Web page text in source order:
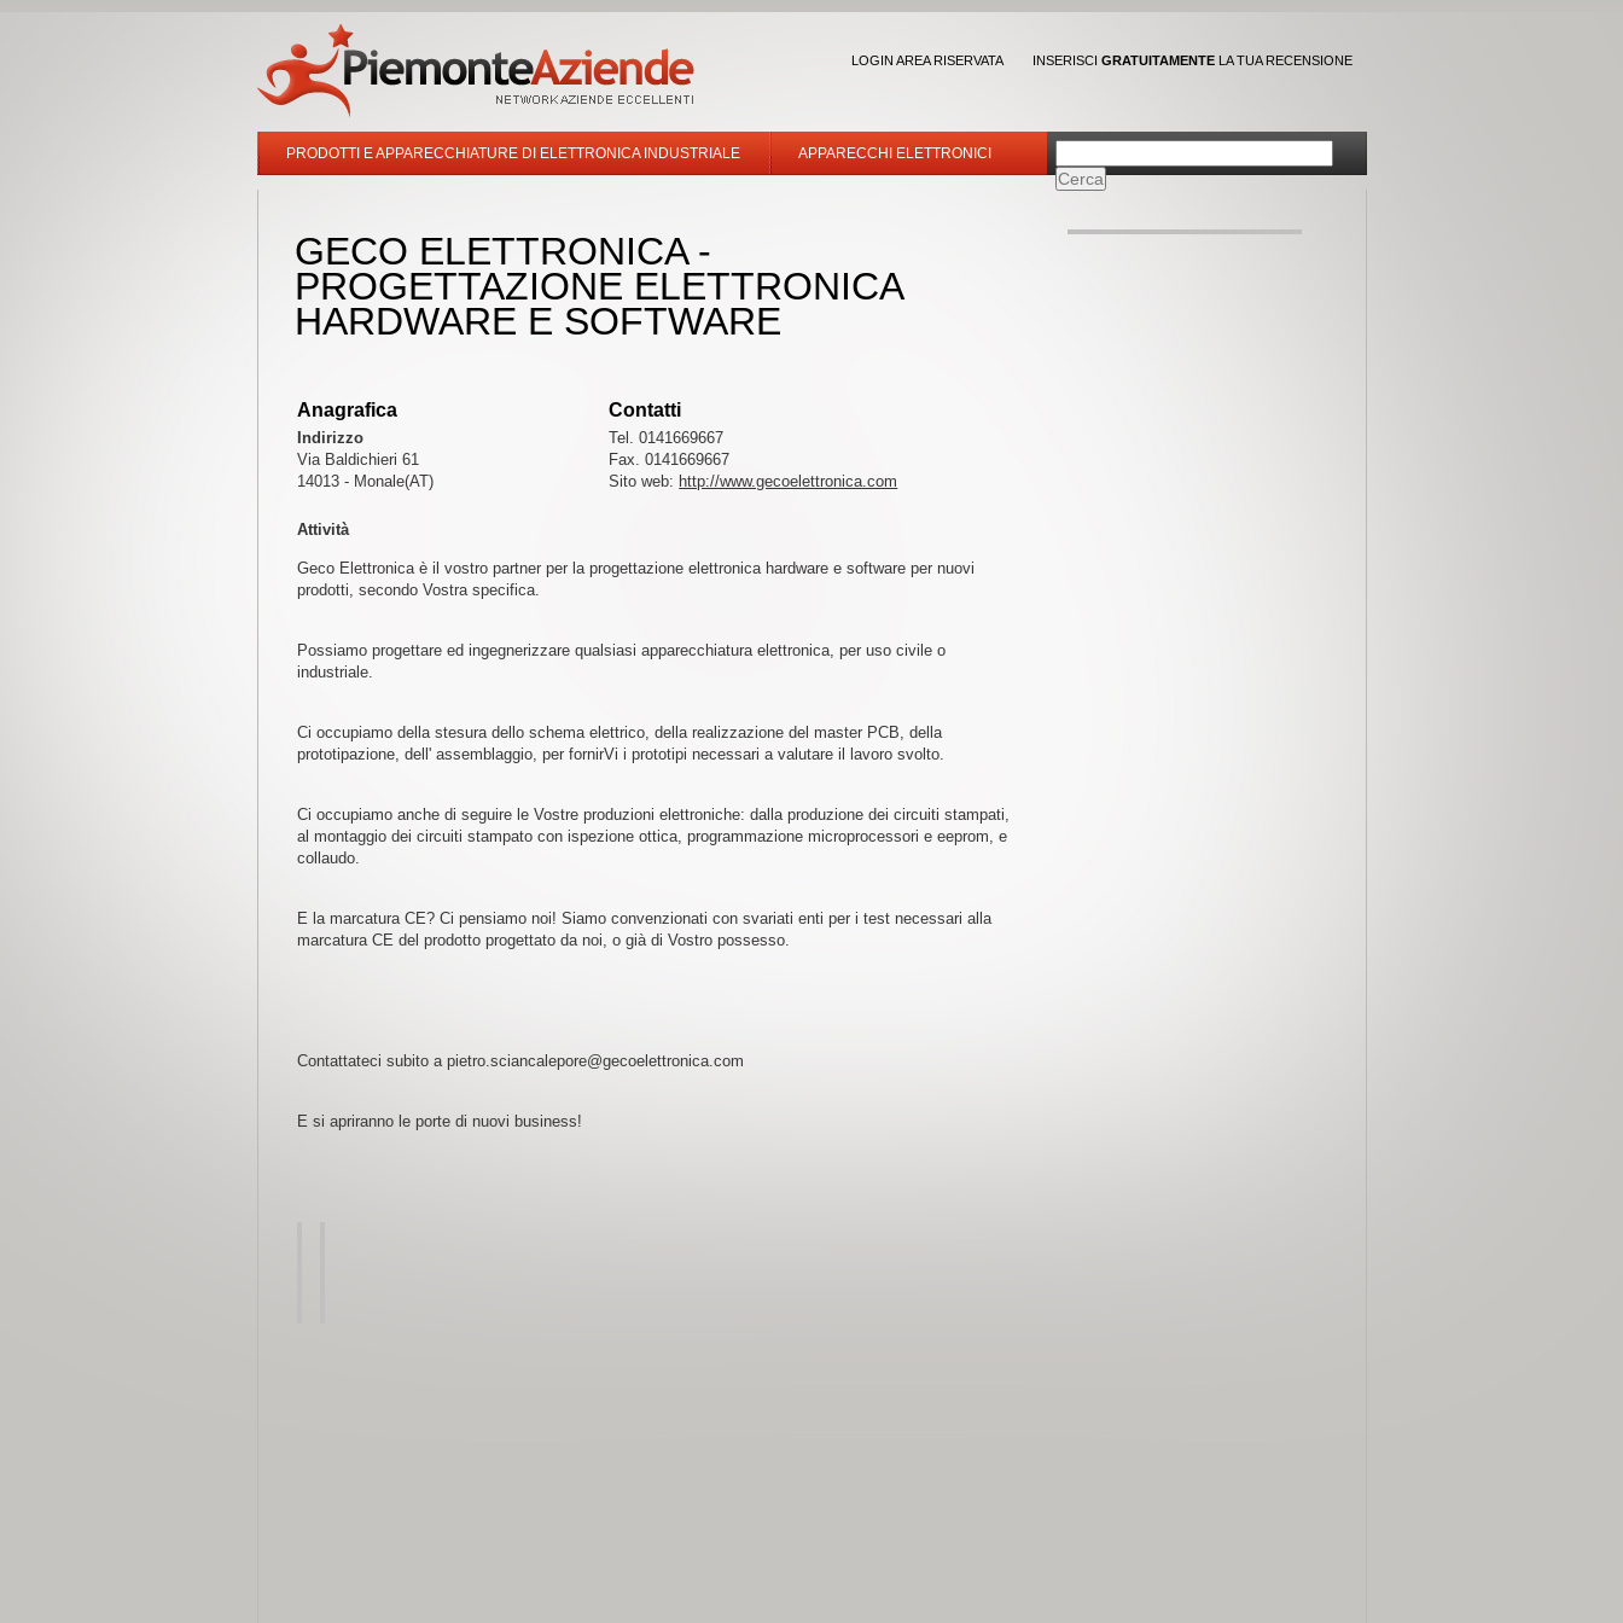
LOGIN AREA RISERVATA INSERISCI GRATUITAMENTELA TUA RECENSIONE
PRODOTTI E APPARECCHIATURE DI ELETTRONICA INDUSTRIALE APPARECCHI ELETTRONICI
GECO ELETTRONICA -
PROGETTAZIONE ELETTRONICA
HARDWARE E SOFTWARE
Anagrafica
Indirizzo
Via Baldichieri 61
14013 - Monale(AT)
Contatti
Tel. 0141669667
Fax. 0141669667
Sito web: http://www.gecoelettronica.com
Attività
Geco Elettronica è il vostro partner per la progettazione elettronica hardware e software per nuovi
prodotti, secondo Vostra specifica.
Possiamo progettare ed ingegnerizzare qualsiasi apparecchiatura elettronica, per uso civile o
industriale.
Ci occupiamo della stesura dello schema elettrico, della realizzazione del master PCB, della
prototipazione, dell' assemblaggio, per fornirVi i prototipi necessari a valutare il lavoro svolto.
Ci occupiamo anche di seguire le Vostre produzioni elettroniche: dalla produzione dei circuiti stampati,
al montaggio dei circuiti stampato con ispezione ottica, programmazione microprocessori e eeprom, e
collaudo.
E la marcatura CE? Ci pensiamo noi! Siamo convenzionati con svariati enti per i test necessari alla
marcatura CE del prodotto progettato da noi, o già di Vostro possesso.
Contattateci subito a pietro.sciancalepore@gecoelettronica.com
E si apriranno le porte di nuovi business!